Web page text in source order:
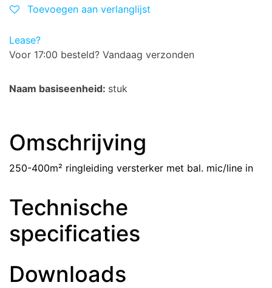
Toevoegen aan verlanglijst
Lease?
Voor 17:00 besteld? Vandaag verzonden
Naam basiseenheid: stuk
Omschrijving
250-400m² ringleiding versterker met bal. mic/line in
Technische
specificaties
Downloads